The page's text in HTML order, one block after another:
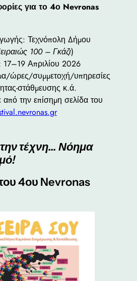
για το 4ο Nevronas
Τεχνόπολη Δήμου
100 – Γκάζι)
17–19 Απριλίου 2026
ώρες/συμμετοχή/υπηρεσίες
στάθμευσης κ.ά.
από την επίσημη σελίδα του
τέχνη… Νόημα
του 4ου Nevronas